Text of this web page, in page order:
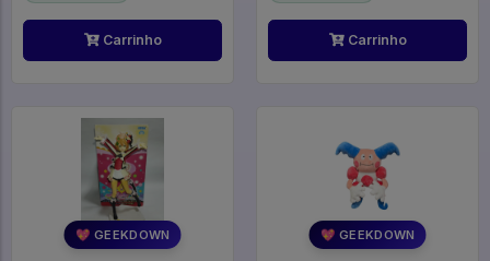
Carrinho Carrinho
💖 GEEKDOWN 💖 GEEKDOWN